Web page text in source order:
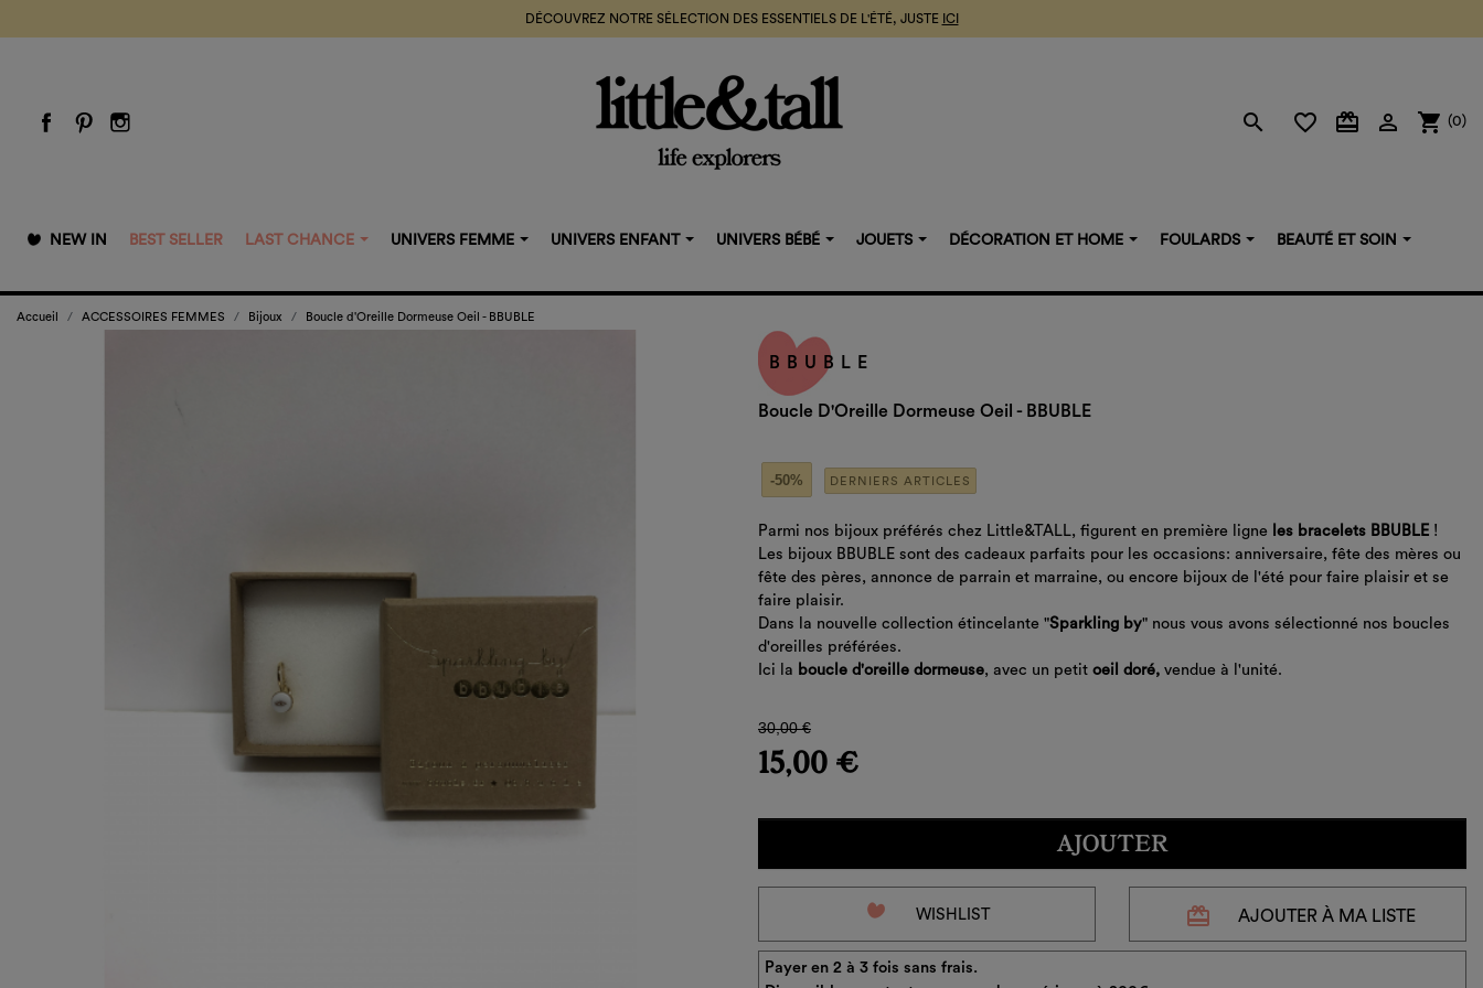
DÉCOUVREZ NOTRE SÉLECTION DES ESSENTIELS DE L'ÉTÉ, JUSTE ICI
search favorite_border card_giftcard  shopping_cart (0)
NEW IN BEST SELLER LAST CHANCE UNIVERS FEMME UNIVERS ENFANT UNIVERS BÉBÉ JOUETS DÉCORATION ET HOME FOULARDS BEAUTÉ ET SOIN
Accueil ACCESSOIRES FEMMES Bijoux Boucle d'Oreille Dormeuse Oeil - BBUBLE
BBUBLE
Boucle D'Oreille Dormeuse Oeil - BBUBLE
-50% DERNIERS ARTICLES
Parmi nos bijoux préférés chez Little&TALL, figurent en première ligne les bracelets BBUBLE !
Les bijoux BBUBLE sont des cadeaux parfaits pour les occasions: anniversaire, fête des mères ou
fête des pères, annonce de parrain et marraine, ou encore bijoux de l'été pour faire plaisir et se
faire plaisir.
Dans la nouvelle collection étincelante "Sparkling by" nous vous avons sélectionné nos boucles
d'oreilles préférées.
Ici la boucle d'oreille dormeuse, avec un petit oeil doré, vendue à l'unité.
30,00 €
15,00 €
AJOUTER
favorite_border WISHLIST redeem AJOUTER À MA LISTE
Payer en 2 à 3 fois sans frais.